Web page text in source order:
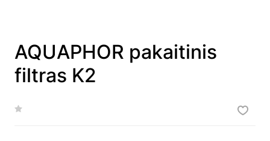
AQUAPHOR pakaitinis
filtras K2